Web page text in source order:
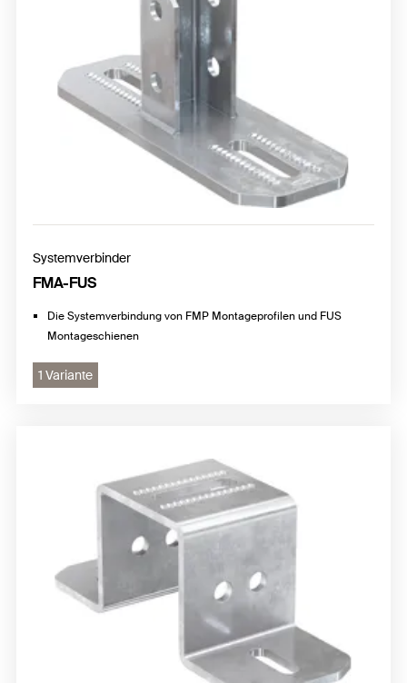
Systemverbinder
FMA-FUS
Die Systemverbindung von FMP Montageprofilen und FUS
Montageschienen
1 Variante